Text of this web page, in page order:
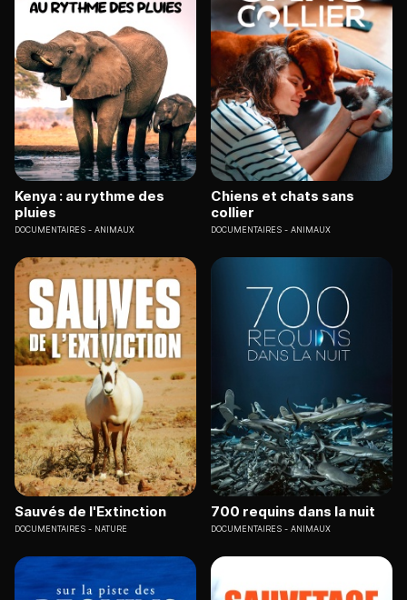
Kenya : au rythme des
pluies
DOCUMENTAIRES ANIMAUX
Chiens et chats sans
collier
DOCUMENTAIRES ANIMAUX
Sauvés de l'Extinction
DOCUMENTAIRES NATURE
700 requins dans la nuit
DOCUMENTAIRES ANIMAUX